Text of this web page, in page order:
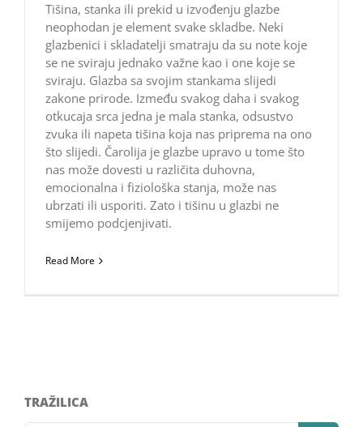
Tišina, stanka ili prekid u izvođenju glazbe
neophodan je element svake skladbe. Neki
glazbenici i skladatelji smatraju da su note koje
se ne sviraju jednako važne kao i one koje se
sviraju. Glazba sa svojim stankama slijedi
zakone prirode. Između svakog daha i svakog
otkucaja srca jedna je mala stanka, odsustvo
zvuka ili napeta tišina koja nas priprema na ono
što slijedi. Čarolija je glazbe upravo u tome što
nas može dovesti u različita duhovna,
emocionalna i fiziološka stanja, može nas
ubrzati ili usporiti. Zato i tišinu u glazbi ne
smijemo podcjenjivati.
Read More
TRAŽILICA